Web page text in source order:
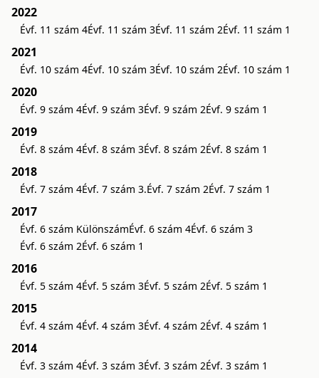
2022
Évf. 11 szám 4Évf. 11 szám 3Évf. 11 szám 2Évf. 11 szám 1
2021
Évf. 10 szám 4Évf. 10 szám 3Évf. 10 szám 2Évf. 10 szám 1
2020
Évf. 9 szám 4Évf. 9 szám 3Évf. 9 szám 2Évf. 9 szám 1
2019
Évf. 8 szám 4Évf. 8 szám 3Évf. 8 szám 2Évf. 8 szám 1
2018
Évf. 7 szám 4Évf. 7 szám 3.Évf. 7 szám 2Évf. 7 szám 1
2017
Évf. 6 szám KülönszámÉvf. 6 szám 4Évf. 6 szám 3
Évf. 6 szám 2Évf. 6 szám 1
2016
Évf. 5 szám 4Évf. 5 szám 3Évf. 5 szám 2Évf. 5 szám 1
2015
Évf. 4 szám 4Évf. 4 szám 3Évf. 4 szám 2Évf. 4 szám 1
2014
Évf. 3 szám 4Évf. 3 szám 3Évf. 3 szám 2Évf. 3 szám 1